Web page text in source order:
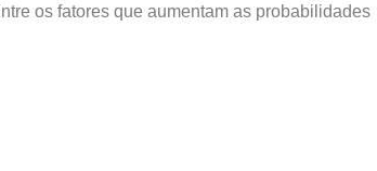
os fatores que aumentam as probabilidades